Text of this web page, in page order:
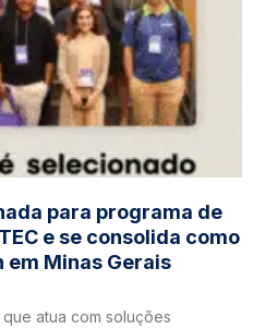
para programa de
e se consolida como
em Minas Gerais
que atua com soluções